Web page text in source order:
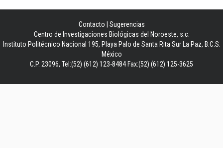
Contacto
Sugerencias
Centro de Investigaciones Biológicas del Noroeste, s.c.
Instituto Politécnico Nacional 195, Playa Palo de Santa Rita Sur La Paz, B.C.S.
México
C.P. 23096, Tel:(52) (612) 123-8484 Fax:(52) (612) 125-3625